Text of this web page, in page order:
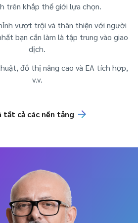
trên khắp thế giới lựa chọn.
vượt trội và thân thiện với người
bạn cần làm là tập trung vào giao
dịch.
đồ thị nâng cao và EA tích hợp,
v.v.
tất cả các nền tảng